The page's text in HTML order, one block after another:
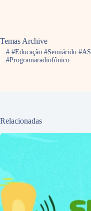
Temas Archive
##Educação #Semiárido
#Programaradiofônico
Relacionadas